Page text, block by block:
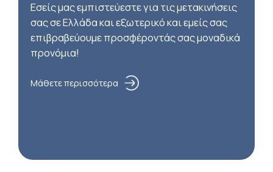
Εσείς μας εμπιστεύεστε για τις μετακινήσεις
σας σε Ελλάδα και εξωτερικό και εμείς σας
επιβραβεύουμε προσφέροντάς σας μοναδικά
προνόμια!
Μάθετε περισσότερα